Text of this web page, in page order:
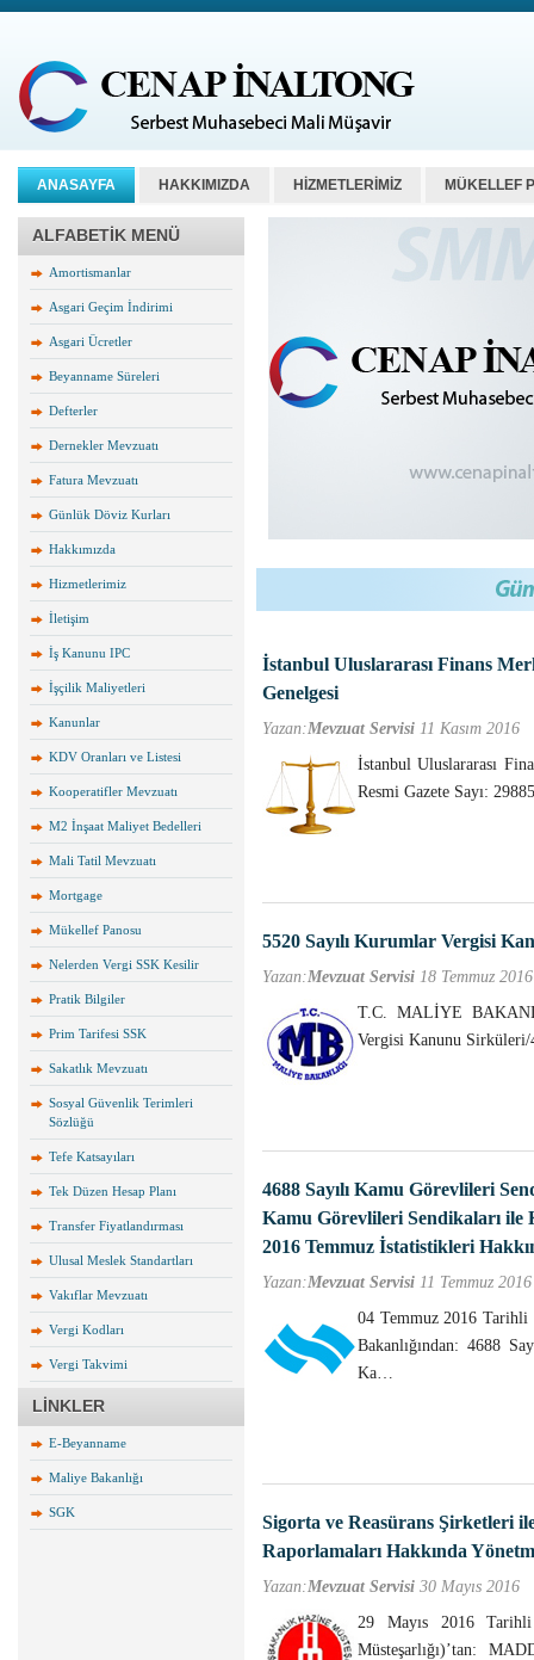
ANASAYFA HAKKIMIZDA HİZMETLERİMİZ MÜKELLEF
ALFABETİK MENÜ
Amortismanlar
Asgari Geçim İndirimi
Asgari Ücretler
Beyanname Süreleri
Defterler
Dernekler Mevzuatı
Fatura Mevzuatı
Günlük Döviz Kurları
Hakkımızda
Hizmetlerimiz
İletişim
İş Kanunu IPC
İşçilik Maliyetleri
Kanunlar
KDV Oranları ve Listesi
Kooperatifler Mevzuatı
M2 İnşaat Maliyet Bedelleri
Mali Tatil Mevzuatı
Mortgage
Mükellef Panosu
Nelerden Vergi SSK Kesilir
Pratik Bilgiler
Prim Tarifesi SSK
Sakatlık Mevzuatı
Sosyal Güvenlik Terimleri
Sözlüğü
Tefe Katsayıları
Tek Düzen Hesap Planı
Transfer Fiyatlandırması
Ulusal Meslek Standartları
Vakıflar Mevzuatı
Vergi Kodları
Vergi Takvimi
LİNKLER
E-Beyanname
Maliye Bakanlığı
SGK
İstanbul Uluslararası Finans
Genelgesi
Yazan:Mevzuat Servisi 11 Kasım 2016
İstanbul Uluslararası
Resmi Gazete Sayı:
5520 Sayılı Kurumlar Vergisi
Yazan:Mevzuat Servisi 18 Temmuz 2016
T.C. MALİYE
Vergisi Kanunu
4688 Sayılı Kamu Görevlileri
Kamu Görevlileri Sendikaları ile
2016 Temmuz İstatistikleri
Yazan:Mevzuat Servisi 11 Temmuz 2016
04 Temmuz 2016 Tarihli
Bakanlığından: 4688
Ka…
Sigorta ve Reasürans Şirketleri
Raporlamaları Hakkında
Yazan:Mevzuat Servisi 30 Mayıs 2016
29 Mayıs 2016 Tarihli
Müsteşarlığı)’tan: